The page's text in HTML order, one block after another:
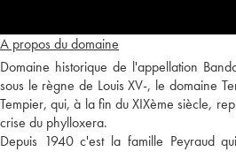
A propos du domaine
Domaine historique de l'appellation
sous le règne de Louis XV-, le domaine
Tempier, qui, à la fin du XIXème siècle,
crise du phylloxera.
Depuis 1940 c'est la famille Peyraud